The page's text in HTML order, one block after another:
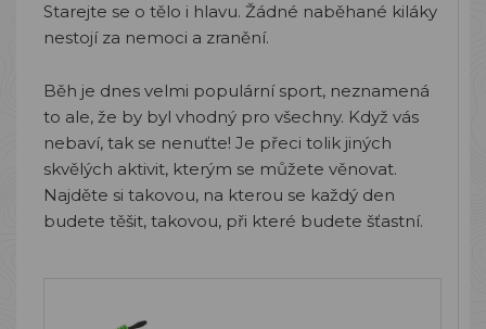
Starejte se o tělo i hlavu. Žádné naběhané kiláky
nestojí za nemoci a zranění.
Běh je dnes velmi populární sport, neznamená
to ale, že by byl vhodný pro všechny. Když vás
nebaví, tak se nenuťte! Je přeci tolik jiných
skvělých aktivit, kterým se můžete věnovat.
Najděte si takovou, na kterou se každý den
budete těšit, takovou, při které budete šťastní.